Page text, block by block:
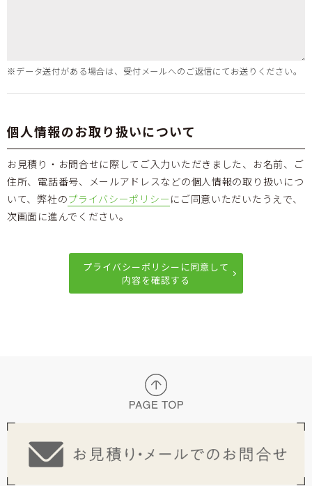
※データ送付がある場合は、受付メールへのご返信にてお送りください。
個人情報のお取り扱いについて
お見積り・お問合せに際してご入力いただきました、お名前、ご
住所、電話番号、メールアドレスなどの個人情報の取り扱いにつ
いて、弊社のプライバシーポリシー にご同意いただいたうえで、
次画面に進んでください。
プライバシーポリシーに同意して
内容を確認する